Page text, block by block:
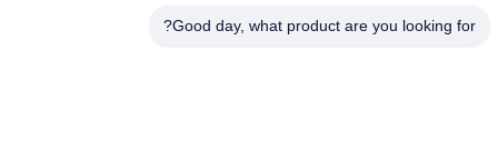
Good day, what product are you looking for?